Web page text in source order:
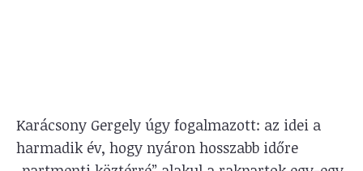
Karácsony Gergely úgy fogalmazott: az idei a
harmadik év, hogy nyáron hosszabb időre